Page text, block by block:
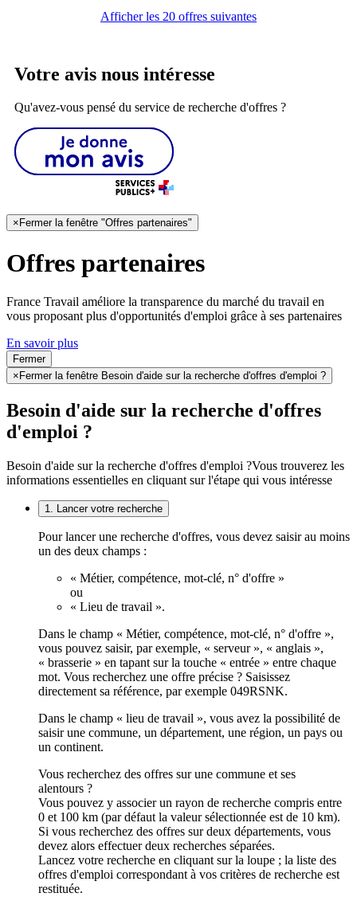
Afficher les 20 offres suivantes
Votre avis nous intéresse
Qu'avez-vous pensé du service de recherche d'offres ?
× Fermer la fenêtre "Offres partenaires"
Offres partenaires
France Travail améliore la transparence du marché du travail en
vous proposant plus d'opportunités d'emploi grâce à ses partenaires
En savoir plus
Fermer
× Fermer la fenêtre Besoin d'aide sur la recherche d'offres d'emploi ?
Besoin d'aide sur la recherche d'offres
d'emploi ?
Besoin d'aide sur la recherche d'offres d'emploi ?Vous trouverez les
informations essentielles en cliquant sur l'étape qui vous intéresse
1. Lancer votre recherche
Pour lancer une recherche d'offres, vous devez saisir au moins
un des deux champs :
« Métier, compétence, mot-clé, n° d'offre »
ou
« Lieu de travail ».
Dans le champ « Métier, compétence, mot-clé, n° d'offre »,
vous pouvez saisir, par exemple, « serveur », « anglais »,
« brasserie » en tapant sur la touche « entrée » entre chaque
mot. Vous recherchez une offre précise ? Saisissez
directement sa référence, par exemple 049RSNK.
Dans le champ « lieu de travail », vous avez la possibilité de
saisir une commune, un département, une région, un pays ou
un continent.
Vous recherchez des offres sur une commune et ses
alentours ?
Vous pouvez y associer un rayon de recherche compris entre
0 et 100 km (par défaut la valeur sélectionnée est de 10 km).
Si vous recherchez des offres sur deux départements, vous
devez alors effectuer deux recherches séparées.
Lancez votre recherche en cliquant sur la loupe ; la liste des
offres d'emploi correspondant à vos critères de recherche est
restituée.